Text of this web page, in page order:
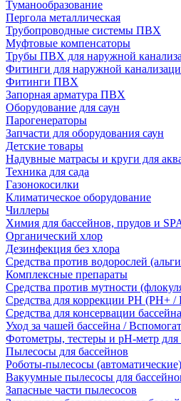
Туманообразование
Пергола металлическая
Трубопроводные системы ПВХ
Муфтовые компенсаторы
Трубы ПВХ для наружной
Фитинги для наружной
Фитинги ПВХ
Запорная арматура ПВХ
Оборудование для саун
Парогенераторы
Запчасти для оборудования саун
Детские товары
Надувные матрасы и круги для
Техника для сада
Газонокосилки
Климатическое оборудование
Чиллеры
Химия для бассейнов, прудов и
Органический хлор
Дезинфекция без хлора
Средства против водорослей
Комплексные препараты
Средства против мутности
Средства для коррекции PH (PH+ /
Средства для консервации
Уход за чашей бассейна /
Фотометры, тестеры и рН-метр для
Пылесосы для бассейнов
Роботы-пылесосы
Вакуумные пылесосы для
Запасные части пылесосов